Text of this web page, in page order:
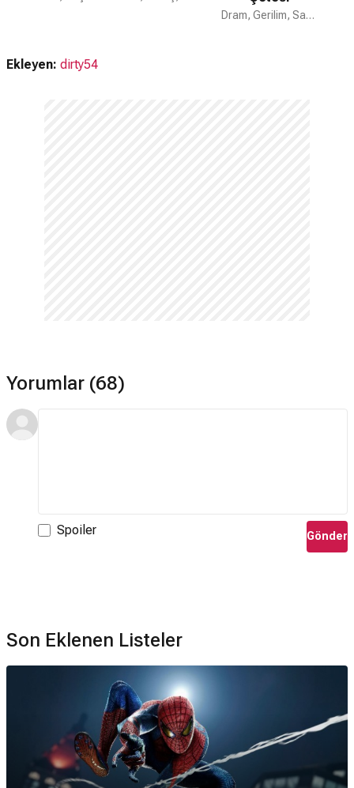
Dram, Gerilim, Savaş
Ekleyen: dirty54
Yorumlar (68)
Spoiler Gönder
Son Eklenen Listeler